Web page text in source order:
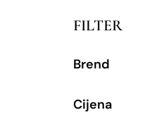
FILTER
Brend
Cijena